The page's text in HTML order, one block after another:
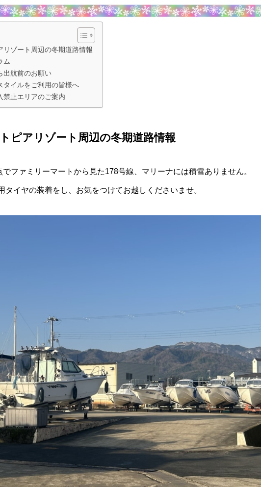
ゾート周辺の冬期道路情報
ム
航前のお願い
イルをご利用の皆様へ
止エリアのご案内
ピアリゾート周辺の冬期道路情報
ファミリーマートから見た178号線、マリーナには積雪ありません。
タイヤの装着をし、お気をつけてお越しくださいませ。